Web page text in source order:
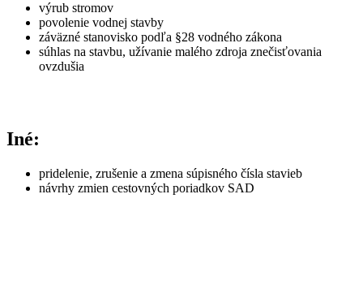
výrub stromov
povolenie vodnej stavby
záväzné stanovisko podľa §28 vodného zákona
súhlas na stavbu, užívanie malého zdroja znečisťovania
ovzdušia
Iné:
pridelenie, zrušenie a zmena súpisného čísla stavieb
návrhy zmien cestovných poriadkov SAD